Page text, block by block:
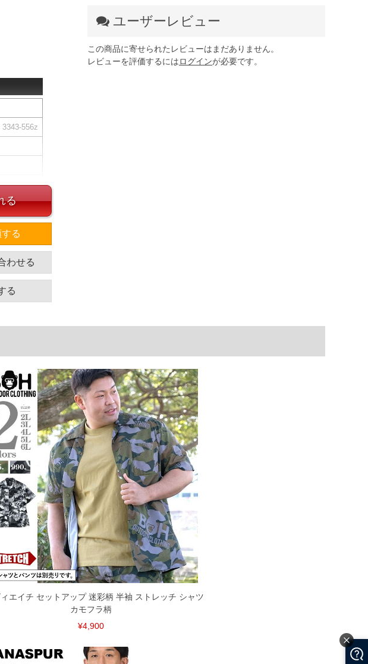
556z
丈
ータ画
扱い前に
のお取り
い様最大
さい。
が対象。
る、極
承くださ
ユーザーレビュー
この商品に寄せられたレビューはまだありません。
レビューを評価するにはログインが必要です。
る
る
わせる
る
エイチ セットアップ 迷彩柄 半袖 ストレッチ シャツ
カモフラ柄
¥4,900